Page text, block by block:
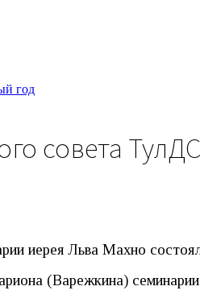
год
совета ТулДС
иерея Льва Махно
(Варежкина)